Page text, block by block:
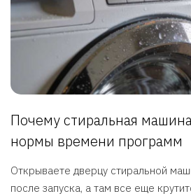
Почему стиральная
нормы времени программ
Открываете дверцу стиральной
после запуска, а там все еще